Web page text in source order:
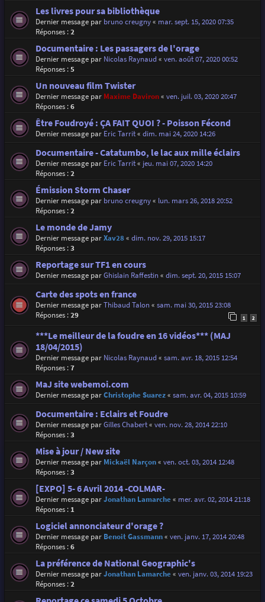
Les livres pour sa bibliothèque
Dernier message par bruno creugny« mar. sept. 15, 2020 07:35
Réponses :2
Documentaire : Les passagers de l'orage
Dernier message par Nicolas Raynaud« ven. août 07, 2020 00:52
Réponses :5
Un nouveau film Twister
Dernier message par Maxime Daviron« ven. juil. 03, 2020 20:47
Réponses :6
Être Foudroyé : ÇA FAIT QUOI ? - Poisson Fécond
Dernier message par Eric Tarrit« dim. mai 24, 2020 14:26
Documentaire - Catatumbo, le lac aux mille éclairs
Dernier message par Eric Tarrit« jeu. mai 07, 2020 14:20
Réponses :2
Émission Storm Chaser
Dernier message par bruno creugny« lun. mars 26, 2018 20:52
Réponses :2
Le monde de Jamy
Dernier message parXav28« dim. nov. 29, 2015 15:17
Réponses :3
Reportage sur TF1 en cours
Dernier message parGhislain Raffestin« dim. sept. 20, 2015 15:07
Carte des spots en france
Dernier message parThibaud Talon« sam. mai 30, 2015 23:08
Réponses :29 1 2
***Le meilleur de la foudre en 16 vidéos*** (MAJ
18/04/2015)
Dernier message par Nicolas Raynaud« sam. avr. 18, 2015 12:54
Réponses :7
MaJ site webemoi.com
Dernier message parChristophe Suarez« sam. avr. 04, 2015 10:59
Documentaire : Eclairs et Foudre
Dernier message parGilles Chabert« ven. nov. 28, 2014 22:10
Réponses :3
Mise à jour / New site
Dernier message par Mickaël Narçon« ven. oct. 03, 2014 12:48
Réponses :3
[EXPO] 5- 6 Avril 2014 -COLMAR-
Dernier message parJonathan Lamarche« mer. avr. 02, 2014 21:18
Réponses : 1
Logiciel annonciateur d'orage ?
Dernier message par Benoit Gassmann« ven. janv. 17, 2014 20:48
Réponses :6
La préférence de National Geographic's
Dernier message parJonathan Lamarche« ven. janv. 03, 2014 19:23
Réponses :2